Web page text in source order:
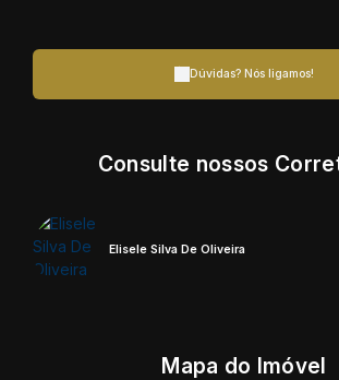
Dúvidas? Nós ligamos!
Consulte nossos
Elisele Silva De Oliveira
Mapa do Imóvel